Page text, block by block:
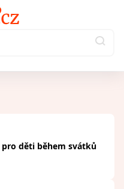
pro děti během svátků